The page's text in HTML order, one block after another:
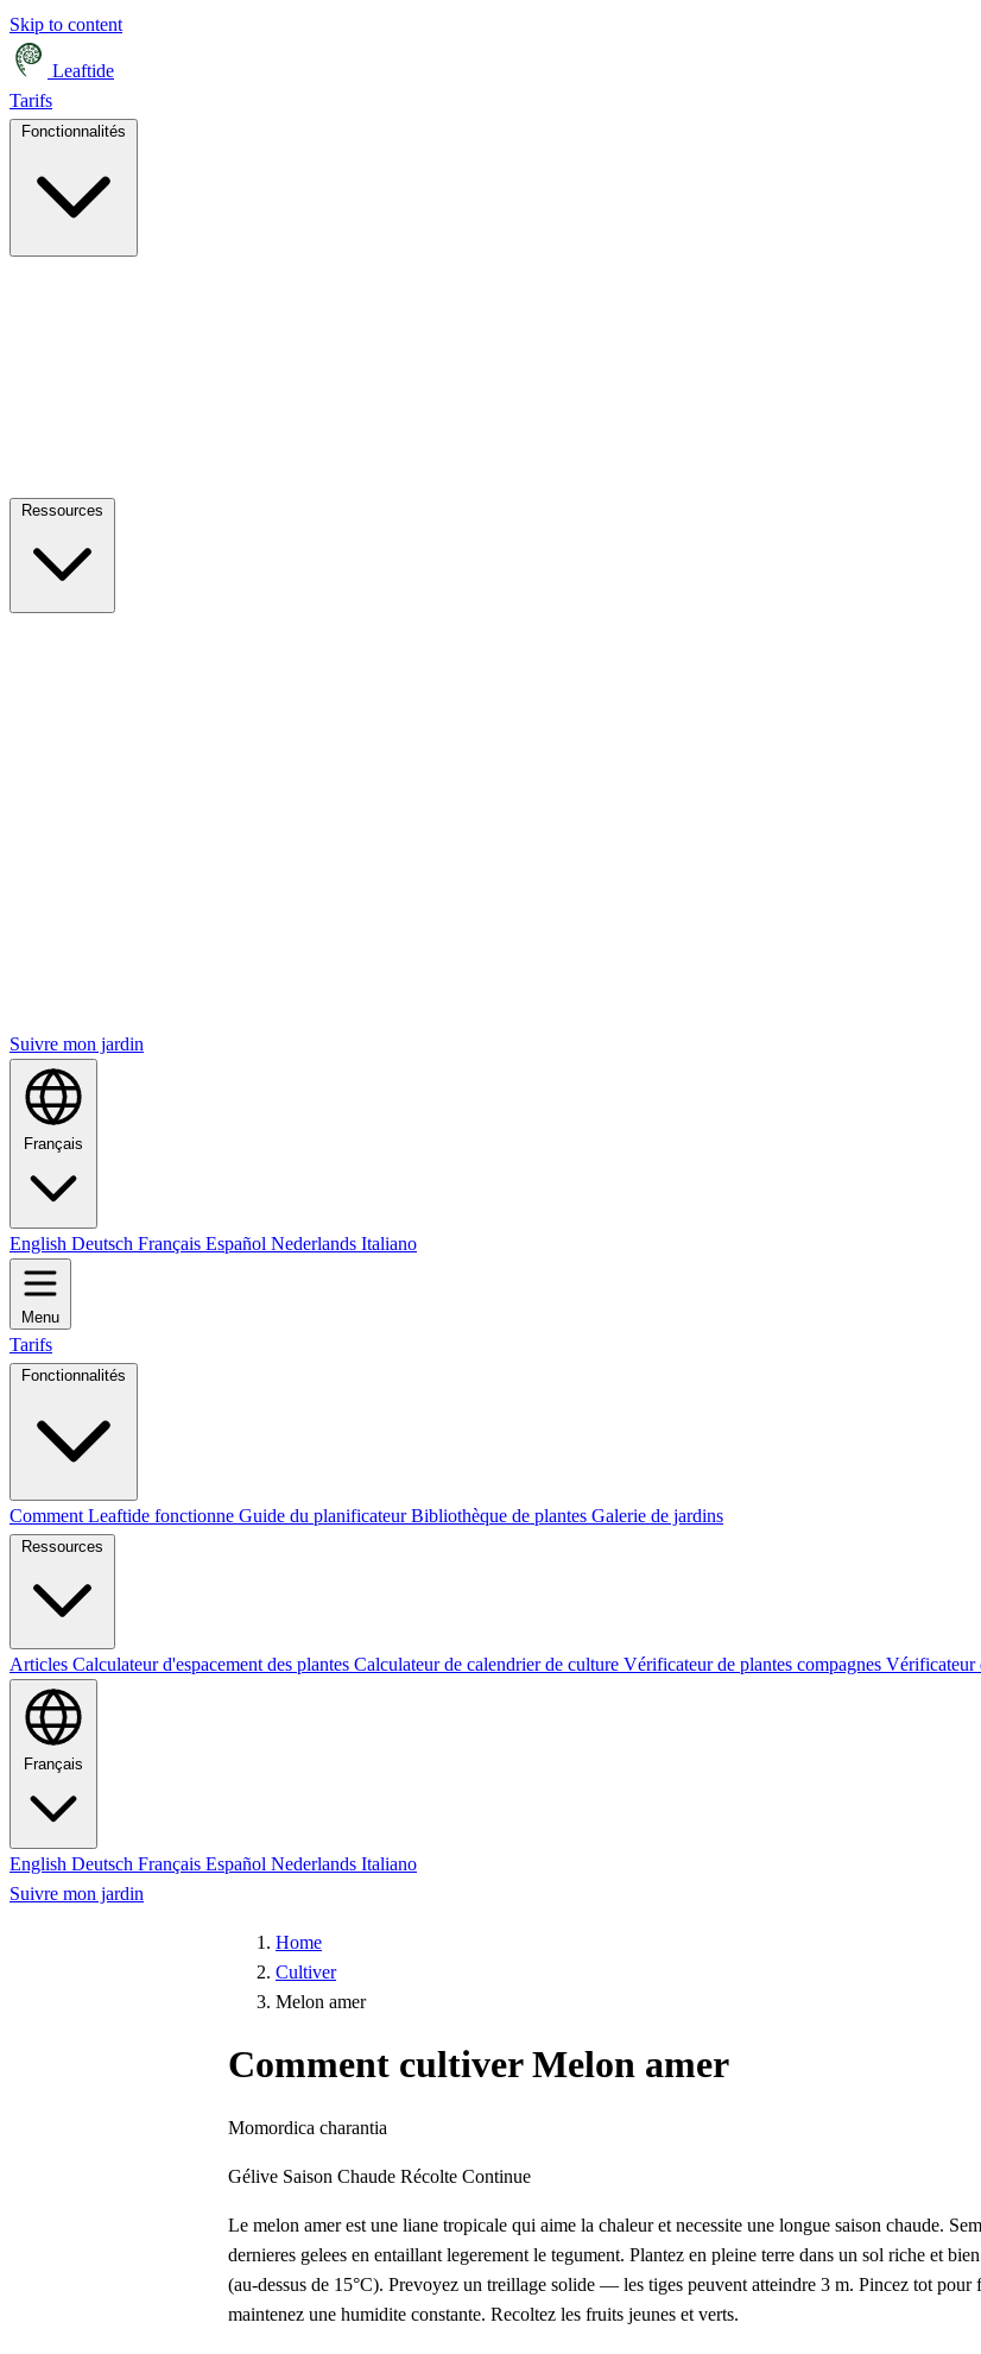
Skip to content
Leaftide
Tarifs
Suivre mon jardin
Français
English Deutsch Français Español Nederlands Italiano
Menu
Tarifs
Fonctionnalités
Comment Leaftide fonctionne Guide du planificateurBibliothèque de plantes Galerie de jardins
Ressources
Articles Calculateur d'espacement des plantes Calculateur de calendrier de culture Vérificateur de plantes compagnes Vérificateur
Français
English Deutsch Français Español Nederlands Italiano
Suivre mon jardin
Home
Cultiver
Melon amer
Comment cultiver Melon amer
Momordica charantia
Gélive Saison Chaude Récolte Continue
Le melon amer est une liane tropicale qui aime la chaleur et necessite une longue saison chaude.
dernieres gelees en entaillant legerement le tegument. Plantez en pleine terre dans un sol riche et
(au-dessus de 15°C). Prevoyez un treillage solide — les tiges peuvent atteindre 3 m. Pincez tot
maintenez une humidite constante. Recoltez les fruits jeunes et verts.